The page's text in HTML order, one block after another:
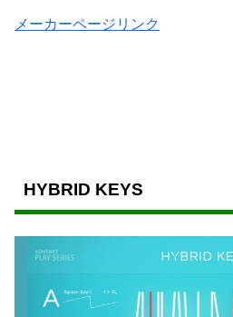
メーカーページリンク
HYBRID KEYS